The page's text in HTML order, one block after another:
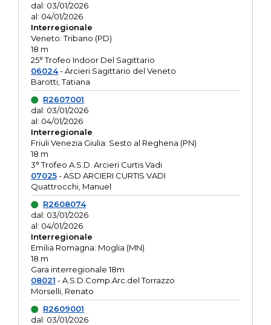
dal: 03/01/2026
al: 04/01/2026
Interregionale
Veneto: Tribano (PD)
18 m
25° Trofeo Indoor Del Sagittario
06024- Arcieri Sagittario del Veneto
Barotti, Tatiana
R2607001
dal: 03/01/2026
al: 04/01/2026
Interregionale
Friuli Venezia Giulia: Sesto al Reghena (PN)
18 m
3° Trofeo A.S.D. Arcieri Curtis Vadi
07025- ASD ARCIERI CURTIS VADI
Quattrocchi, Manuel
R2608074
dal: 03/01/2026
al: 04/01/2026
Interregionale
Emilia Romagna: Moglia (MN)
18 m
Gara interregionale 18m
08021 - A.S.D.Comp.Arc.del Torrazzo
Morselli, Renato
R2609001
dal: 03/01/2026